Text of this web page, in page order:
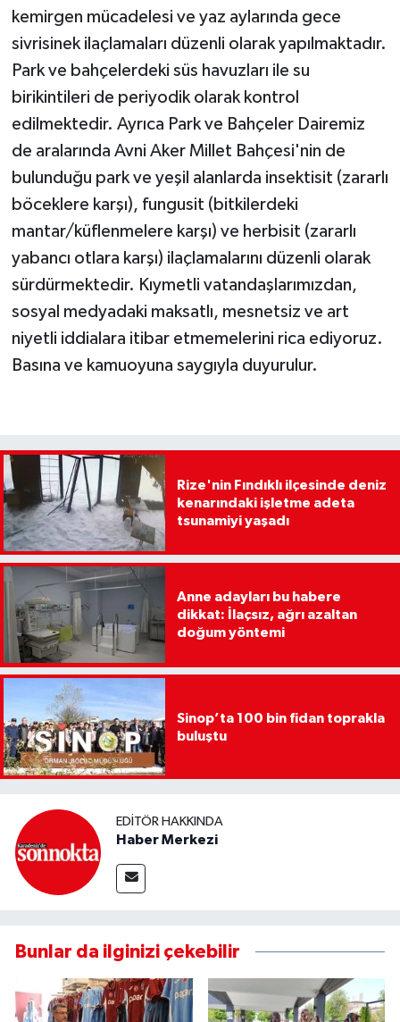
kemirgen mücadelesi ve yaz aylarında gece
sivrisinek ilaçlamaları düzenli olarak yapılmaktadır.
Park ve bahçelerdeki süs havuzları ile su
birikintileri de periyodik olarak kontrol
edilmektedir. Ayrıca Park ve Bahçeler Dairemiz
de aralarında Avni Aker Millet Bahçesi'nin de
bulunduğu park ve yeşil alanlarda insektisit (zararlı
böceklere karşı), fungusit (bitkilerdeki
mantar/küflenmelere karşı) ve herbisit (zararlı
yabancı otlara karşı) ilaçlamalarını düzenli olarak
sürdürmektedir. Kıymetli vatandaşlarımızdan,
sosyal medyadaki maksatlı, mesnetsiz ve art
niyetli iddialara itibar etmemelerini rica ediyoruz.
Basına ve kamuoyuna saygıyla duyurulur.
Rize'nin Fındıklı ilçesinde deniz
kenarındaki işletme adeta
tsunamiyi yaşadı
Anne adayları bu habere
dikkat: İlaçsız, ağrı azaltan
doğum yöntemi
Sinop’ta 100 bin fidan toprakla
buluştu
EDITÖR HAKKINDA
Haber Merkezi
Bunlar da ilginizi çekebilir